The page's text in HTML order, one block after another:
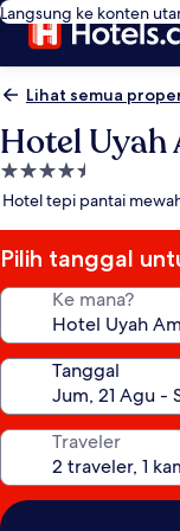
Langsung ke konten
Lihat semua
Hotel Uyah
Properti
bintang
Hotel tepi pantai
Pilih tanggal
Ke mana?
Tanggal
Traveler